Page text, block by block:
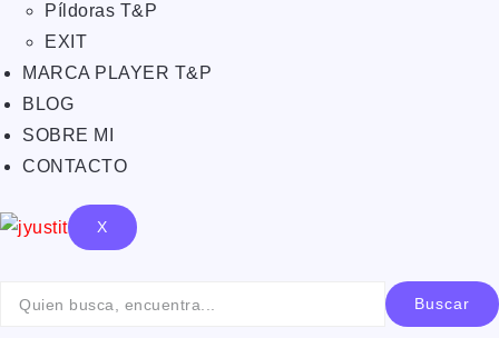
Píldoras T&P
EXIT
MARCA PLAYER T&P
BLOG
SOBRE MI
CONTACTO
X
Buscar